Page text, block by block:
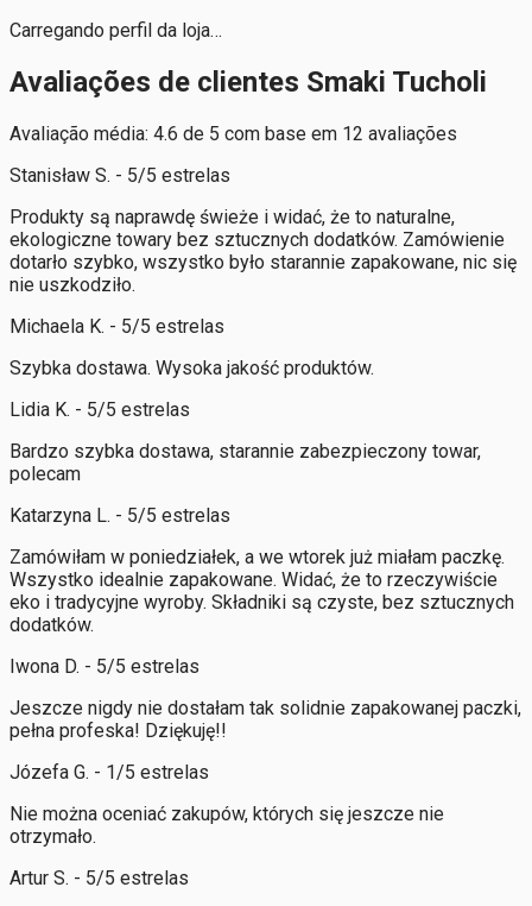
Carregando perfil da loja…
Avaliações de clientes Smaki Tucholi
Avaliação média: 4.6 de 5 com base em 12 avaliações
Stanisław S. - 5/5 estrelas
Produkty są naprawdę świeże i widać, że to naturalne,
ekologiczne towary bez sztucznych dodatków. Zamówienie
dotarło szybko, wszystko było starannie zapakowane, nic się
nie uszkodziło.
Michaela K. - 5/5 estrelas
Szybka dostawa. Wysoka jakość produktów.
Lidia K. - 5/5 estrelas
Bardzo szybka dostawa, starannie zabezpieczony towar,
polecam
Katarzyna L. - 5/5 estrelas
Zamówiłam w poniedziałek, a we wtorek już miałam paczkę.
Wszystko idealnie zapakowane. Widać, że to rzeczywiście
eko i tradycyjne wyroby. Składniki są czyste, bez sztucznych
dodatków.
Iwona D. - 5/5 estrelas
Jeszcze nigdy nie dostałam tak solidnie zapakowanej paczki,
pełna profeska! Dziękuję!!
Józefa G. - 1/5 estrelas
Nie można oceniać zakupów, których się jeszcze nie
otrzymało.
Artur S. - 5/5 estrelas